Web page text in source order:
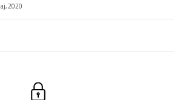
2020